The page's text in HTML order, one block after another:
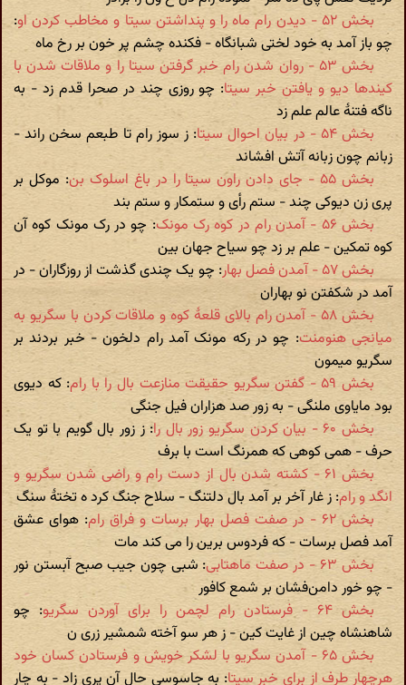
بخش ۵۲ - دیدن رام ماه را و پنداشتن سیتا و مخاطب کردن او
:
چو باز آمد به خود لختی شبانگاه - فکنده چشم پر خون بر رخ ماه
بخش ۵۳ - روان شدن رام خبر گرفتن سیتا را و ملاقات شدن با
کیندها دیو و یافتن خبر سیتا: چو روزی چند در صحرا قدم زد - به
ناگه فتنۀ عالم علم زد
بخش ۵۴ - در بیان احوال سیتا
: ز سوز رام تا طبعم سخن راند -
زبانم چون زبانه آتش افشاند
بخش ۵۵ - جای دادن راون سیتا را در باغ اسلوک بن
: موکل بر
پری زن دیوکی چند - ستم رأی و ستمکار و ستم بند
بخش ۵۶ - آمدن رام در کوه رک مونک
: چو در رک مونک کوه آن
کوه تمکین - علم بر زد چو سیاح جهان بین
بخش ۵۷ - آمدن فصل بهار
: چو یک چندی گذشت از روزگاران - در
آمد در شکفتن نو بهاران
بخش ۵۸ - آمدن رام بالای قلعۀ کوه و ملاقات کردن با سگریو به
میانجی هنومنت: چو در رکه مونک آمد رام دلخون - خبر بردند بر
سگریو میمون
بخش ۵۹ - گفتن سگریو حقیقت منازعت بال را با رام
: که دیوی
بود مایاوی ملنگی - به زور صد هزاران فیل جنگی
بخش ۶۰ - بیان کردن سگریو زور بال را
: ز زور بال گویم با تو یک
حرف - همی کوهی که همرنگ است با برف
بخش ۶۱ - کشته شدن بال از دست رام و راضی شدن سگریو و
انگد و رام: ز غار آخر بر آمد بال دلتنگ - سلاح جنگ کرد ه تختۀ سنگ
بخش ۶۲ - در صفت فصل بهار برسات و فراق رام
: هوای عشق
آمد فصل برسات - که فردوس برین را می کند مات
بخش ۶۳ - در صفت ماهتابی
: شبی چون جیب صبح آبستن نور
- چو خور دامن‌فشان بر شمع کافور
بخش ۶۴ - فرستادن رام لچمن را برای آوردن سگریو
: چو
شاهنشاه چین از غایت کین - ز هر سو آخته شمشیر زری ن
بخش ۶۵ - آمدن سگریو با لشکر خویش و فرستادن کسان خود
هرچهار طرف از برای خبر سیتا: به جاسوسی حال آن پری زاد - به چار